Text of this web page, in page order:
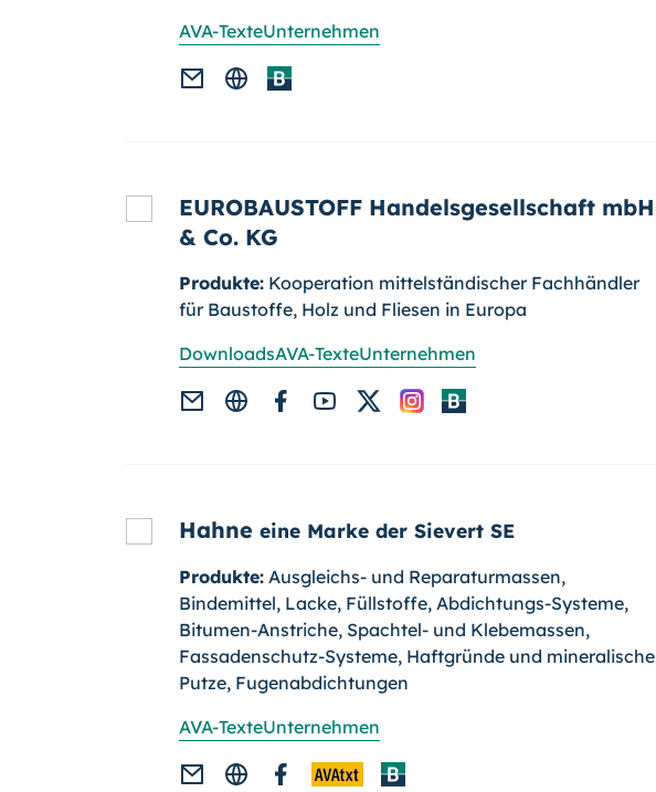
AVA-TexteUnternehmen
EUROBAUSTOFF Handelsgesellschaft mbH
& Co. KG
Produkte: Kooperation mittelständischer Fachhändler
für Baustoffe, Holz und Fliesen in Europa
DownloadsAVA-TexteUnternehmen
Hahne eine Marke der Sievert SE
Produkte: Ausgleichs- und Reparaturmassen,
Bindemittel, Lacke, Füllstoffe, Abdichtungs-Systeme,
Bitumen-Anstriche, Spachtel- und Klebemassen,
Fassadenschutz-Systeme, Haftgründe und mineralische
Putze, Fugenabdichtungen
AVA-TexteUnternehmen